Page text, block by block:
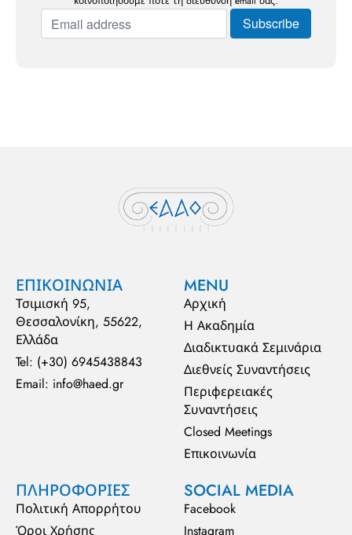
ΕΠΙΚΟΙΝΩΝΙΑ
Τσιμισκή 95,
Θεσσαλονίκη, 55622,
Ελλάδα
Tel: (+30) 6945438843
Email: info@haed.gr
MENU
Αρχική
Η Ακαδημία
Διαδικτυακά Σεμινάρια
Διεθνείς Συναντήσεις
Περιφερειακές
Συναντήσεις
Closed Meetings
Επικοινωνία
ΠΛΗΡΟΦΟΡΙΕΣ
Πολιτική Απορρήτου
Όροι Χρήσης
SOCIAL MEDIA
Facebook
Instagram